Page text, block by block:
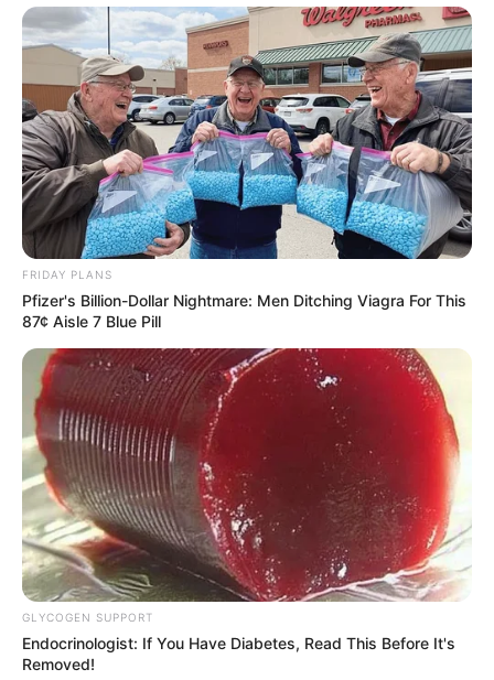
FRIDAY PLANS
Pfizer's Billion-Dollar Nightmare: Men Ditching Viagra For This
87¢ Aisle 7 Blue Pill
GLYCOGEN SUPPORT
Endocrinologist: If You Have Diabetes, Read This Before It's
Removed!